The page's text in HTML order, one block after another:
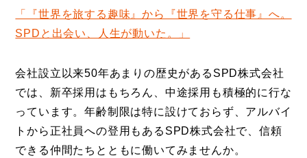
「『世界を旅する趣味』から『世界を守る仕事』へ。
SPDと出会い、人生が動いた。」
会社設立以来50年あまりの歴史があるSPD株式会社
では、新卒採用はもちろん、中途採用も積極的に行な
っています。年齢制限は特に設けておらず、アルバイ
トから正社員への登用もあるSPD株式会社で、信頼
できる仲間たちとともに働いてみませんか。